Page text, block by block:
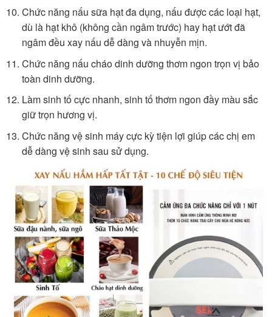
Chức năng nấu sữa hạt đa dụng, nấu được các loại hạt,
dù là hạt khô (không cần ngâm trước) hay hạt ướt đã
ngâm đều xay nấu dễ dàng và nhuyễn mịn.
Chức năng nấu cháo dinh dưỡng thơm ngon trọn vị bảo
toàn dinh dưỡng.
Làm sinh tố cực nhanh, sinh tố thơm ngon đầy màu sắc
giữ trọn hương vị.
Chức năng vệ sinh máy cực kỳ tiện lợi giúp các chị em
dễ dàng vệ sinh sau sử dụng.